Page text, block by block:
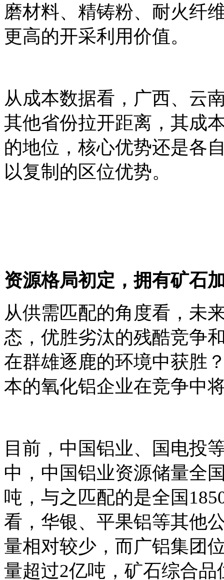
磨材料、精铸粉、耐火纤
更高的开采利用价值。
从成本数据看，广西、云
其他省份拉开距离，其成
的地位，核心优势还是各
以复制的区位优势。
资源格局初定，拥有矿石
从供需匹配的角度看，未
态，优胜劣汰的残酷竞争
在群雄逐鹿的环境中获胜
本的氧化铝企业在竞争中
目前，中国铝业、国电投
中，中国铝业资源储量全
吨，与之匹配的是全国
看，华银、平果铝等其他
量相对较少，而广铝集团
量超过2亿吨，矿石综合